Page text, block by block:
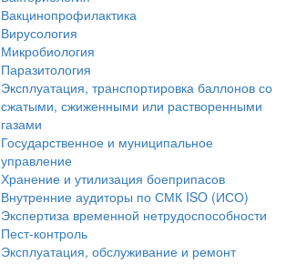
Вакцинопрофилактика
Вирусология
Микробиология
Паразитология
Эксплуатация, транспортировка баллонов со
сжатыми, сжиженными или растворенными
газами
Государственное и муниципальное
управление
Хранение и утилизация боеприпасов
Внутренние аудиторы по СМК ISO (ИСО)
Экспертиза временной нетрудоспособности
Пест-контроль
Эксплуатация, обслуживание и ремонт